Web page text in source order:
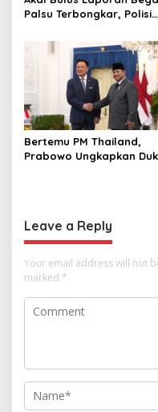
Palsu Terbongkar, Polisi
Perusahaan untuk
Bertemu PM Thailand,
Prabowo Ungkapkan
Leave a Reply
Your email address will not
marked *